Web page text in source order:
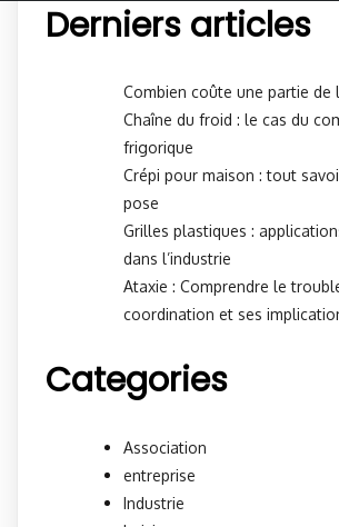
Derniers articles
Combien coûte une partie de
Chaîne du froid : le cas du
frigorique
Crépi pour maison : tout
pose
Grilles plastiques :
dans l’industrie
Ataxie : Comprendre le
coordination et ses
Categories
Association
entreprise
Industrie